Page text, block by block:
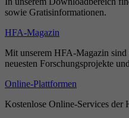
sowie Gratisinformationen.
HFA-Magazin
Mit unserem HFA-Magazin sind
neuesten Forschungsprojekte
Online-Plattformen
Kostenlose Online-Services der